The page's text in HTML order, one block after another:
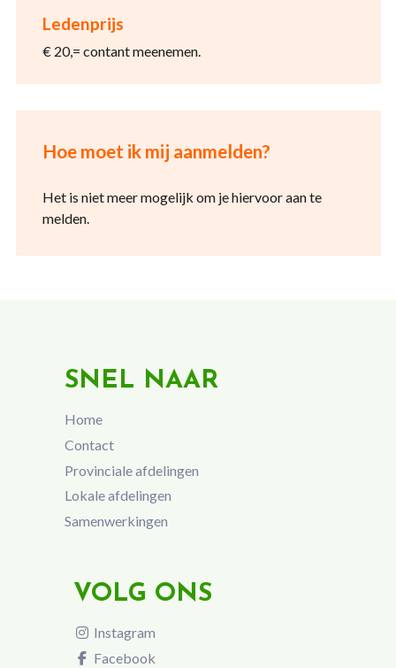
Ledenprijs
€ 20,= contant meenemen.
Hoe moet ik mij aanmelden?
Het is niet meer mogelijk om je hiervoor aan te
melden.
SNEL NAAR
Home
Contact
Provinciale afdelingen
Lokale afdelingen
Samenwerkingen
VOLG ONS
Instagram
Facebook